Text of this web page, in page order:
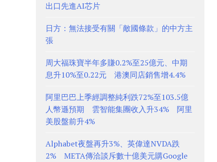
出口先進AI芯片
日方：無法接受有關「敵國條款」的中方主
張
周大福珠寶半年多賺0.2%至25億元、中期
息升10%至0.22元 港澳同店銷售增4.4%
阿里巴巴上季經調整純利跌72%至103.5億
人幣遜預期 雲智能集團收入升34% 阿里
美股盤前升4%
Alphabet夜盤再升3%、英偉達NVDA跌
2% META傳洽談斥數十億美元購Google